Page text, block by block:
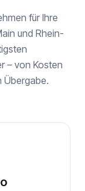
für Ihre
und Rhein-
– von Kosten
Übergabe.